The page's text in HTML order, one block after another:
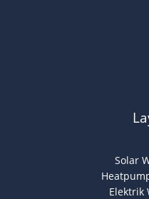
Solar
Elektrik